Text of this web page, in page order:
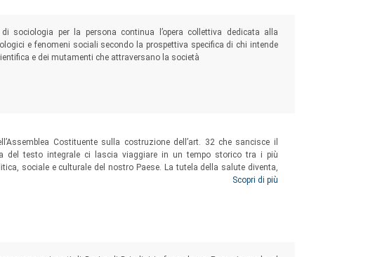
sociologia per la persona continua l’opera collettiva dedicata alla
e fenomeni sociali secondo la prospettiva specifica di chi intende
e dei mutamenti che attraversano la società
Costituente sulla costruzione dell’art. 32 che sancisce il
del testo integrale ci lascia viaggiare in un tempo storico tra i più
sociale e culturale del nostro Paese. La tutela della salute diventa,
e solo diritto definito fondamentale in tutta la Carta Costituzionale. In
la prospettiva sociologica.
Scopri di più